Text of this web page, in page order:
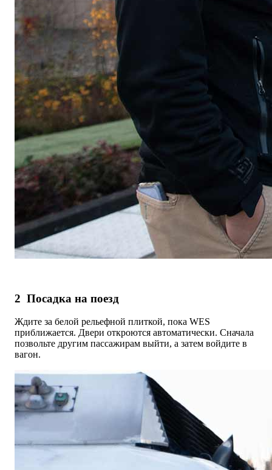
2 Посадка на поезд
Ждите за белой рельефной плиткой, пока WES
приближается. Двери откроются автоматически. Сначала
позвольте другим пассажирам выйти, а затем войдите в
вагон.